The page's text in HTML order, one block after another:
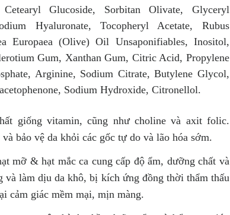
Glucoside, Sorbitan Olivate, Glyceryl
Hyaluronate, Tocopheryl Acetate, Rubus
Europaea (Olive) Oil Unsaponifiables, Inositol,
Gum, Xanthan Gum, Citric Acid, Propylene
Arginine, Sodium Citrate, Butylene Glycol,
Sodium Hydroxide, Citronellol.
giống vitamin, cũng như choline và axit folic.
bảo vệ da khỏi các gốc tự do và lão hóa sớm.
mỡ & hạt mắc ca cung cấp độ ẩm, dưỡng chất và
và làm dịu da khô, bị kích ứng đồng thời thẩm thấu
cảm giác mềm mại, mịn màng.